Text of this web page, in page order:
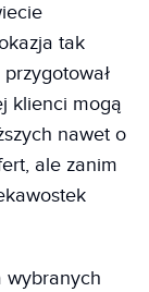
tak
klienci mogą
nawet o
ale zanim
wybranych